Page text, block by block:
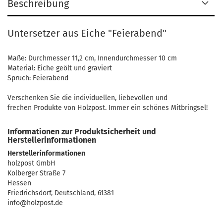
Beschreibung
Untersetzer aus Eiche "Feierabend"
Maße: Durchmesser 11,2 cm, Innendurchmesser 10 cm
Material: Eiche geölt und graviert
Spruch: Feierabend
Verschenken Sie die individuellen, liebevollen und
frechen Produkte von Holzpost. Immer ein schönes Mitbringsel!
Informationen zur Produktsicherheit und
Herstellerinformationen
Herstellerinformationen
holzpost GmbH
Kolberger Straße 7
Hessen
Friedrichsdorf, Deutschland, 61381
info@holzpost.de